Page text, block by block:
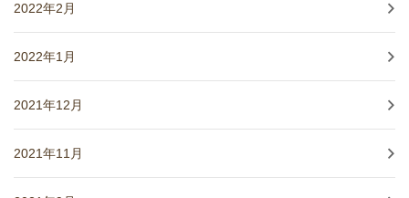
2022年2月
2022年1月
2021年12月
2021年11月